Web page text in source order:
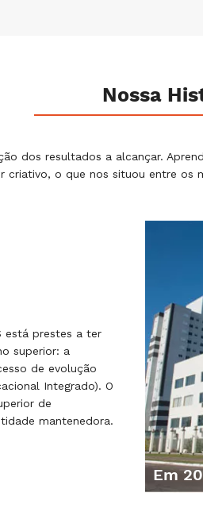
Nossa
dos resultados a alcançar.
criativo, o que nos situou entre os
está prestes a ter
superior: a
de evolução
Integrado). O
de
mantenedora.
Em